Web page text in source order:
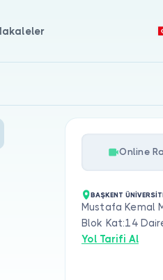
Online
BAŞKENT
Mustafa Kemal
Blok Kat:14
Yol Tarifi Al